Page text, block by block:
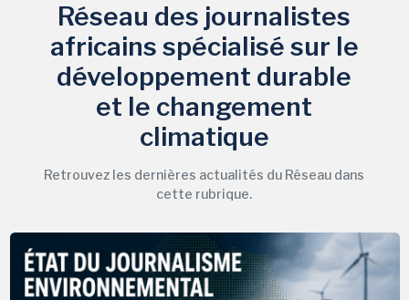
Réseau des journalistes
africains spécialisé sur le
développement durable
et le changement
climatique
Retrouvez les dernières actualités du Réseau dans
cette rubrique.